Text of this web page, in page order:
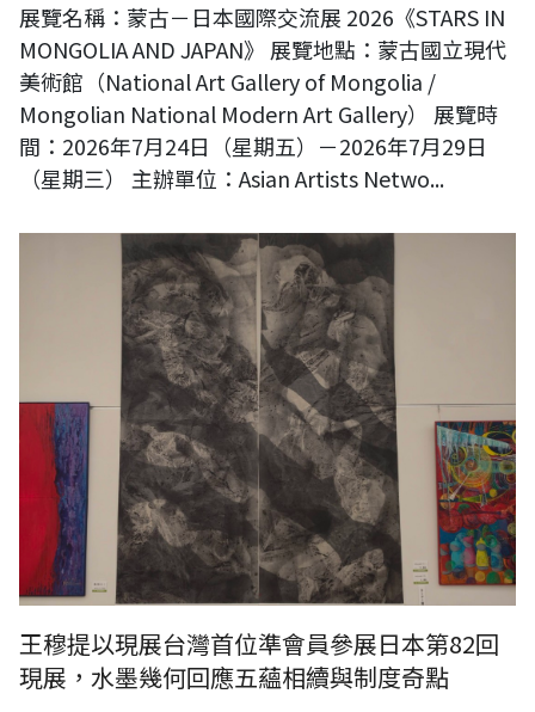
展覽名稱：蒙古－日本國際交流展 2026《STARS IN
MONGOLIA AND JAPAN》 展覽地點：蒙古國立現代
美術館（National Art Gallery of Mongolia /
Mongolian National Modern Art Gallery） 展覽時
間：2026年7月24日（星期五）－2026年7月29日
（星期三） 主辦單位：Asian Artists Netwo...
王穆提以現展台灣首位準會員參展日本第82回
現展，水墨幾何回應五蘊相續與制度奇點